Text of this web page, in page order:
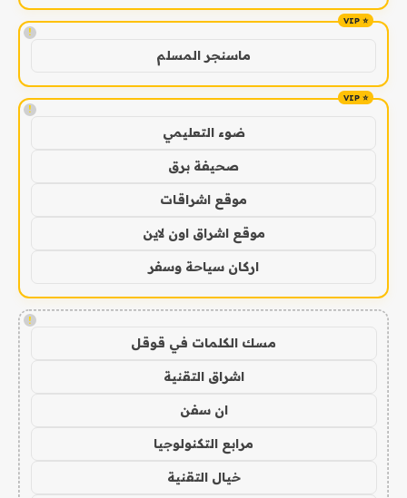
!
ماسنجر المسلم
!
ضوء التعليمي
صحيفة برق
موقع اشراقات
موقع اشراق اون لاين
اركان سياحة وسفر
!
مسك الكلمات في قوقل
اشراق التقنية
ان سفن
مرابع التكنولوجيا
خيال التقنية